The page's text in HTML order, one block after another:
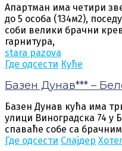
Апартман има четири
до 5 особа (134м2),
соби велики брачни
гарнитура,
stara pazova
Где одсести Куће
Базен Дунав*** –
Базен Дунав кућа има
улици Виноградска 74 у
спаваће собе са
Где одсести Слајдер